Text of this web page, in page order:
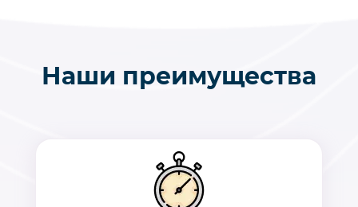
Наши преимущества